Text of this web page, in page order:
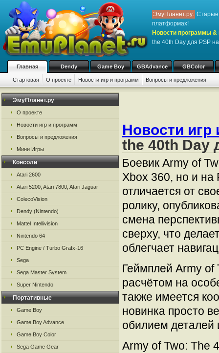
ЭмуПланет.ру: Старые
платформах!
Новости программы &
the 40th Day для PSP
Главная Dendy Game Boy GBAdvance GBColor
Стартовая О проекте Новости игр и программ Вопросы и предложения
ЭмуПланет.ру
О проекте
Новости игр и программ
Вопросы и предложения
Мини Игры
Консоли
Atari 2600
Atari 5200, Atari 7800, Atari Jaguar
ColecoVision
Dendy (Nintendo)
Mattel Intellivision
Nintendo 64
PC Engine / Turbo Grafx-16
Sega
Sega Master System
Super Nintendo
Портативные
Game Boy
Game Boy Advance
Game Boy Color
Sega Game Gear
Новости игр
the 40th Day
Боевик Army of
Xbox 360, но и на
отличается от
ролику,
смена
сверху, что
облегчает
Геймплей Army of
расчётом на
также имеется
новинка просто
обилием
Army of Two: The